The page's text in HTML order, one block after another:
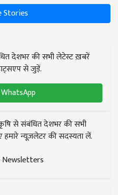
Stories
देशभर की सभी लेटेस्ट ख़बरें
से जुड़ें.
से संबंधित देशभर की सभी
न्यूज़लेटर की सदस्यता लें.
Newsletters